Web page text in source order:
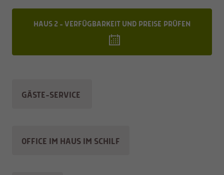
HAUS 2 - VERFÜGBARKEIT UND PREISE PRÜFEN
GÄSTE-SERVICE
OFFICE IM HAUS IM SCHILF